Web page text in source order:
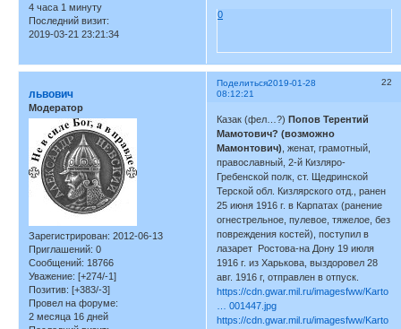
4 часа 1 минуту
Последний визит:
2019-03-21 23:21:34
0
Поделиться 22
2019-01-28
08:12:21
львович
Модератор
Зарегистрирован: 2012-06-13
Приглашений: 0
Сообщений: 18766
Уважение: [+274/-1]
Позитив: [+383/-3]
Провел на форуме:
2 месяца 16 дней
Казак (фел…?)Попов Терентий
Мамотович? (возможно
Мамонтович) , женат, грамотный,
православный, 2-й Кизляро-
Гребенской полк, ст. Щедринской
Терской обл. Кизлярского отд., ранен
25 июня 1916 г. в Карпатах (ранение
огнестрельное, пулевое, тяжелое, без
повреждения костей), поступил в
лазарет Ростова-на Дону 19 июля
1916 г. из Харькова, выздоровел 28
авг. 1916 г, отправлен в отпуск.
https://cdn.gwar.mil.ru/imagesfww/Karto
… 001447.jpg
https://cdn.gwar.mil.ru/imagesfww/Karto